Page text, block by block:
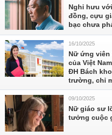
Nghỉ hưu
đồng, cựu
bạc chưa
16/10/2025
Nữ ứng viên
của Việt
ĐH Bách
trường, chỉ
09/10/2025
Nữ giáo sư
tưởng cuộc